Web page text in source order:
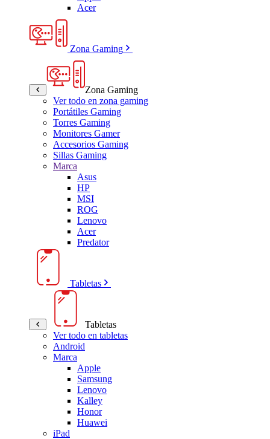
Acer
Zona Gaming
Zona Gaming
Ver todo en zona gaming
Portátiles Gaming
Torres Gaming
Monitores Gamer
Accesorios Gaming
Sillas Gaming
Marca
Asus
HP
MSI
ROG
Lenovo
Acer
Predator
Tabletas
Tabletas
Ver todo en tabletas
Android
Marca
Apple
Samsung
Lenovo
Kalley
Honor
Huawei
iPad